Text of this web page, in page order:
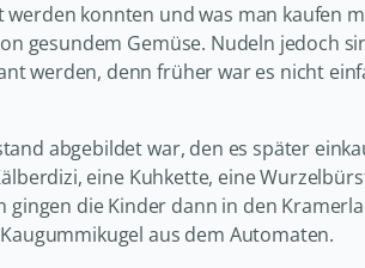
konnten und was man kaufen
gesundem Gemüse. Nudeln jedoch
werden, denn früher war es nicht
abgebildet war, den es später
eine Kuhkette, eine
die Kinder dann in den
aus dem Automaten.